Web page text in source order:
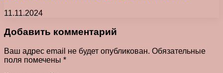
11.11.2024
Добавить комментарий
Ваш адрес email не будет опубликован. Обязательные
поля помечены *